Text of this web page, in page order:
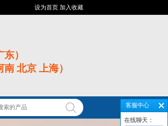
设为首页 加入收藏
）
北京 上海）
客服中心
在线聊天：